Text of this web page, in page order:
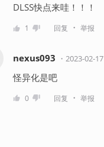
DLSS快点来哇！！！
1 回复 ・ 举报
nexus093 ・ 2023-02-17
怪异化是吧
0 回复 ・ 举报